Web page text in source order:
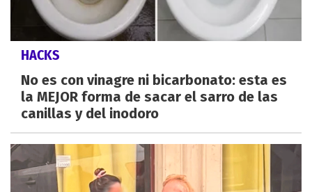
HACKS
No es con vinagre ni bicarbonato: esta es
la MEJOR forma de sacar el sarro de las
canillas y del inodoro